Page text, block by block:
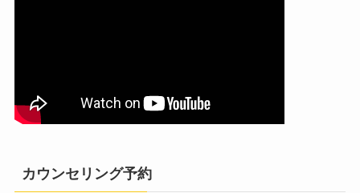
カウンセリング予約